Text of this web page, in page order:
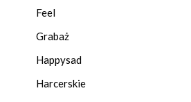
Feel
Grabaż
Happysad
Harcerskie